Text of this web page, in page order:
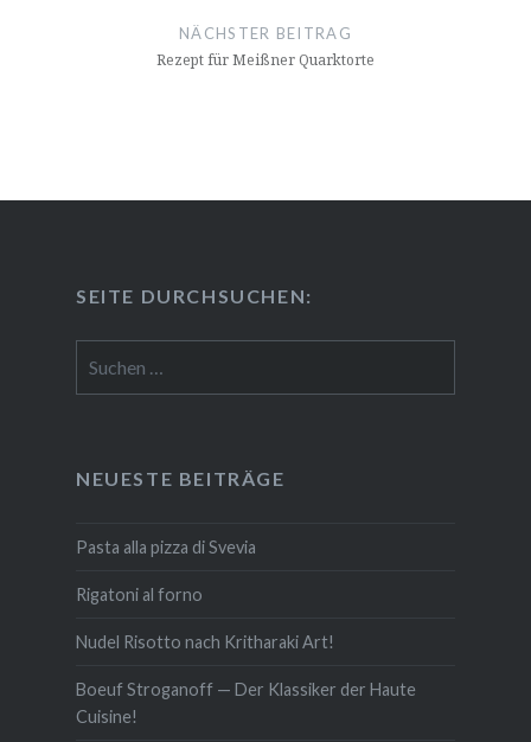
NÄCHSTER BEITRAG
Rezept für Meißner Quarktorte
SEITE DURCH­SU­CHEN:
nach:
NEUESTE BEITRÄGE
Pasta alla pizza di Svevia
Rigatoni al forno
Nudel Risotto nach Krit­ha­ra­ki Art!
Boeuf Stro­gan­off — Der Klassiker der Haute
Cuisine!